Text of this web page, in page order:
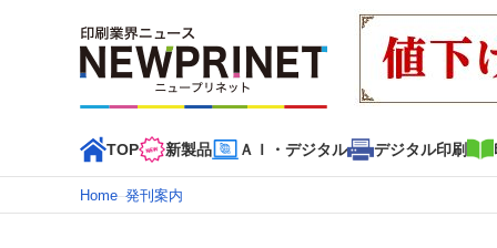
TOP 新製品 ＡＩ・デジタル デジタル印刷
インデックス
Home–発刊案内